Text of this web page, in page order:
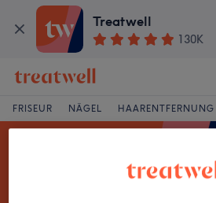
Treatwell
130K
FRISEUR NÄGEL HAARENTFERNUNG